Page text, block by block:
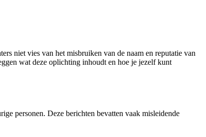
niet vies van het misbruiken van de naam en reputatie van
wat deze oplichting inhoudt en hoe je jezelf kunt
personen. Deze berichten bevatten vaak misleidende